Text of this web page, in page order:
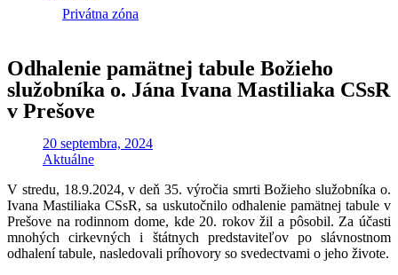
Privátna zóna
Odhalenie pamätnej tabule Božieho
služobníka o. Jána Ivana Mastiliaka CSsR
v Prešove
20 septembra, 2024
Aktuálne
V stredu, 18.9.2024, v deň 35. výročia smrti Božieho služobníka o.
Ivana Mastiliaka CSsR, sa uskutočnilo odhalenie pamätnej tabule v
Prešove na rodinnom dome, kde 20. rokov žil a pôsobil. Za účasti
mnohých cirkevných i štátnych predstaviteľov po slávnostnom
odhalení tabule, nasledovali príhovory so svedectvami o jeho živote.